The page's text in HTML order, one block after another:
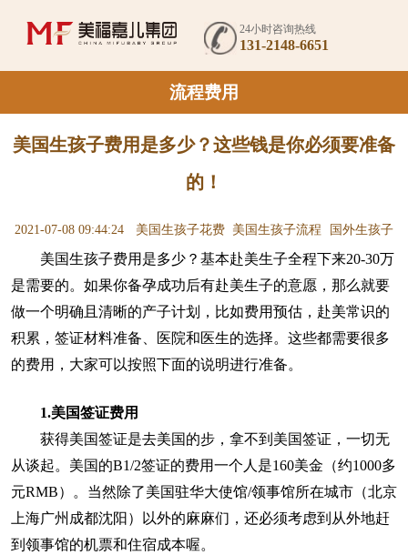
24小时咨询热线
131-2148-6651
流程费用
美国生孩子费用是多少？这些钱是你必须要准备
的！
2021-07-08 09:44:24 美国生孩子花费 美国生孩子流程 国外生孩子
美国生孩子费用是多少？​基本赴美生子全程下来20-30万
是需要的。如果你备孕成功后有赴美生子的意愿，那么就要
做一个明确且清晰的产子计划，比如费用预估，赴美常识的
积累，签证材料准备、医院和医生的选择。这些都需要很多
的费用，大家可以按照下面的说明进行准备。
1.美国签证费用
获得美国签证是去美国的步，拿不到美国签证，一切无
从谈起。美国的B1/2签证的费用一个人是160美金（约1000多
元RMB）。当然除了美国驻华大使馆/领事馆所在城市（北京
上海广州成都沈阳）以外的麻麻们，还必须考虑到从外地赶
到领事馆的机票和住宿成本喔。